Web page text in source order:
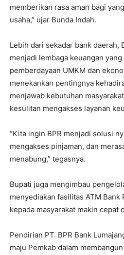
memberikan rasa aman bagi
usaha,” ujar Bunda Indah.
Lebih dari sekadar bank daerah,
menjadi lembaga keuangan
pemberdayaan UMKM dan
menekankan pentingnya
menjawab kebutuhan
kesulitan mengakses layanan
“Kita ingin BPR menjadi solusi
mengakses pinjaman, dan
menabung,” tegasnya.
Bupati juga mengimbau
menyediakan fasilitas ATM Bank
kepada masyarakat makin cepat
Pendirian PT. BPR Bank
maju Pemkab dalam